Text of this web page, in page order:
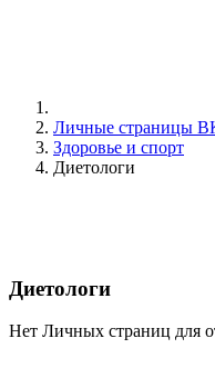
Личные страницы
Здоровье и спорт
Диетологи
Диетологи
Нет Личных страниц для